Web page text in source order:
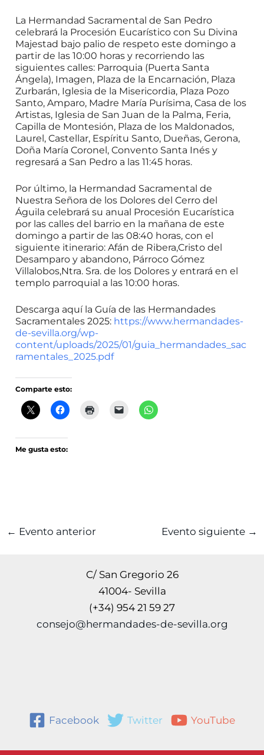
La Hermandad Sacramental de San Pedro
celebrará la Procesión Eucarístico con Su Divina
Majestad bajo palio de respeto este domingo a
partir de las 10:00 horas y recorriendo las
siguientes calles: Parroquia (Puerta Santa
Ángela), Imagen, Plaza de la Encarnación, Plaza
Zurbarán, Iglesia de la Misericordia, Plaza Pozo
Santo, Amparo, Madre María Purísima, Casa de los
Artistas, Iglesia de San Juan de la Palma, Feria,
Capilla de Montesión, Plaza de los Maldonados,
Laurel, Castellar, Espíritu Santo, Dueñas, Gerona,
Doña María Coronel, Convento Santa Inés y
regresará a San Pedro a las 11:45 horas.
Por último, la Hermandad Sacramental de
Nuestra Señora de los Dolores del Cerro del
Águila celebrará su anual Procesión Eucarística
por las calles del barrio en la mañana de este
domingo a partir de las 08:40 horas, con el
siguiente itinerario: Afán de Ribera,Cristo del
Desamparo y abandono, Párroco Gómez
Villalobos,Ntra. Sra. de los Dolores y entrará en el
templo parroquial a las 10:00 horas.
Descarga aquí la Guía de las Hermandades
Sacramentales 2025: https://www.hermandades-
de-sevilla.org/wp-
content/uploads/2025/01/guia_hermandades_sac
ramentales_2025.pdf
Comparte esto:
Me gusta esto:
← Evento anterior Evento siguiente →
C/ San Gregorio 26
41004- Sevilla
(+34) 954 21 59 27
consejo@hermandades-de-sevilla.org
Facebook Twitter YouTube